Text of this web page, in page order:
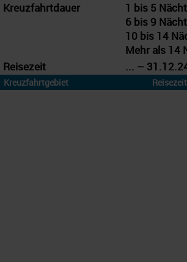
Kreuzfahrtdauer
1 bis 5
6 bis 9
10 bis 14
Mehr als 14
Reisezeit
... –
Kreuzfahrtgebiet Reisezeit